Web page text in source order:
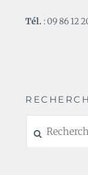
Tél. : 09 86 12